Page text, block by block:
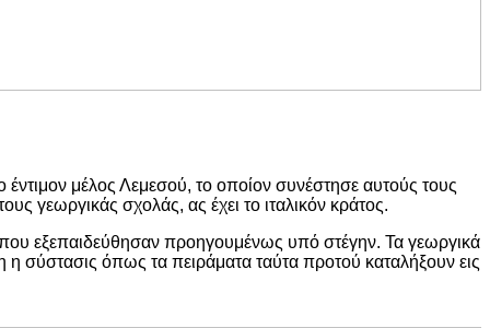
μέλος Λεμεσού, το οποίον συνέστησε αυτούς τους
γεωργικάς σχολάς, ας έχει το ιταλικόν κράτος.
εξεπαιδεύθησαν προηγουμένως υπό στέγην. Τα γεωργικά
η σύστασις όπως τα πειράματα ταύτα προτού καταλήξουν εις